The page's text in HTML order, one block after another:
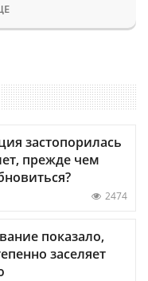
застопорилась
прежде чем
2474
показало,
заселяет